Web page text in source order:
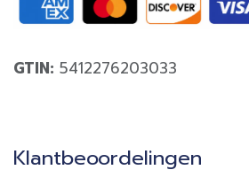
GTIN: 5412276203033
Klantbeoordelingen